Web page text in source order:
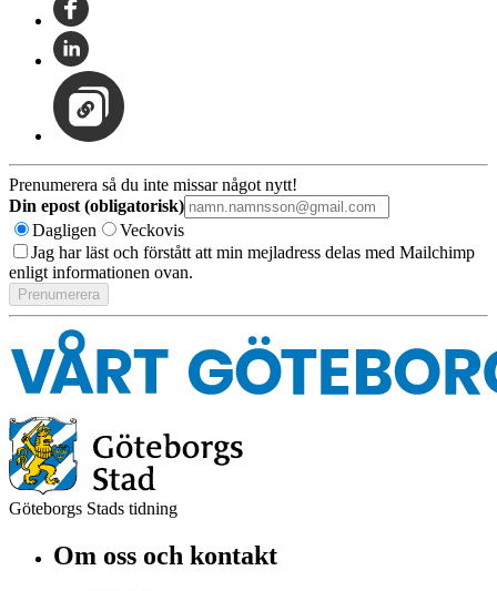
Prenumerera så du inte missar något nytt!
Din epost (obligatorisk)
Dagligen
Veckovis
Jag har läst och förstått att min mejladress delas med Mailchimp
enligt informationen ovan.
Göteborgs Stads tidning
Om oss och kontakt